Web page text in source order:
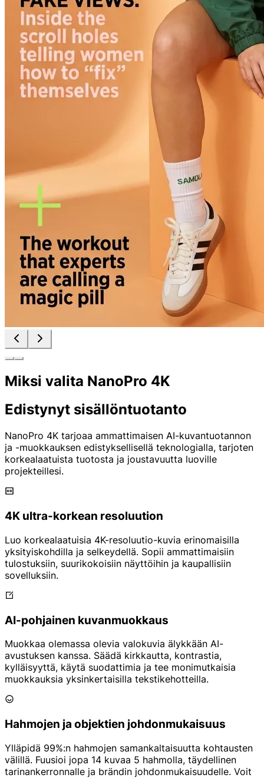
Miksi valita NanoPro 4K
Edistynyt sisällöntuotanto
NanoPro 4K tarjoaa ammattimaisen AI-kuvantuotannon
ja -muokkauksen edistyksellisellä teknologialla, tarjoten
korkealaatuista tuotosta ja joustavuutta luoville
projekteillesi.
4K ultra-korkean resoluution
Luo korkealaatuisia 4K-resoluutio-kuvia erinomaisilla
yksityiskohdilla ja selkeydellä. Sopii ammattimaisiin
tulostuksiin, suurikokoisiin näyttöihin ja kaupallisiin
sovelluksiin.
AI-pohjainen kuvanmuokkaus
Muokkaa olemassa olevia valokuvia älykkään AI-
avustuksen kanssa. Säädä kirkkautta, kontrastia,
kylläisyyttä, käytä suodattimia ja tee monimutkaisia
muokkauksia yksinkertaisilla tekstikehotteilla.
Hahmojen ja objektien johdonmukaisuus
Ylläpidä 99%:n hahmojen samankaltaisuutta kohtausten
välillä. Fuusioi jopa 14 kuvaa 5 hahmolla, täydellinen
tarinankerronnalle ja brändin johdonmukaisuudelle. Voit